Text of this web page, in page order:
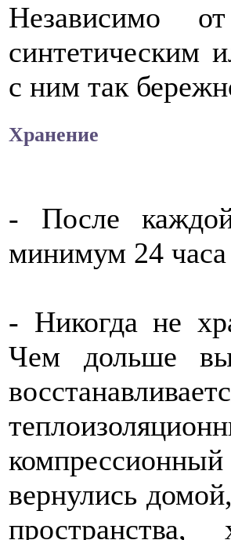
Независимо
синтетическим
с ним так
Хранение
- После
минимум 24 часа
- Никогда не
Чем дольше
вернулись